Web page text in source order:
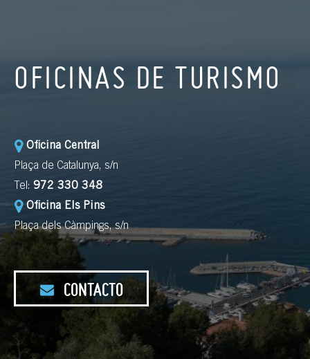
OFICINAS DE TURISMO
Oficina Central
Plaça de Catalunya, s/n
Tel: 972 330 348
Oficina Els Pins
Plaça dels Càmpings, s/n
CONTACTO